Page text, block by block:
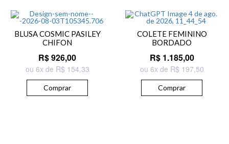
BLUSA COSMIC PASILEY
CHIFON
R$ 926,00
ou 6x de R$ 154,33
Comprar
COLETE FEMININO
BORDADO
R$ 1.185,00
ou 6x de R$ 197,50
Comprar